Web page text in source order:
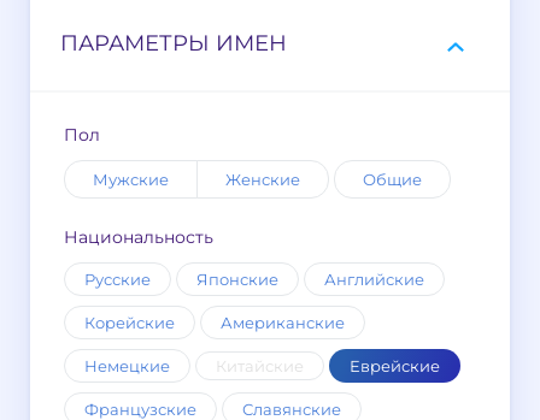
ПАРАМЕТРЫ ИМЕН
Пол
Мужские Женские Общие
Национальность
Русские Японские Английские
Корейские Американские
Немецкие Китайские Еврейские
Французские Славянские